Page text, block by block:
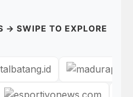
→ SWIPE TO EXPLORE